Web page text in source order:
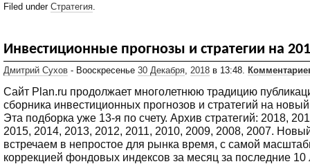
Filed under Стратегия
Инвестиционные прогнозы и стратегии на
Дмитрий Сухов - Вооскресенье 30 Декабря 2018 в 13:48.
Сайт Plan.ru продолжает многолетнюю традицию
сборника инвестиционных прогнозов и стратегий на новый
Эта подборка уже 13-я по счету. Архив стратегий: 2018,
2015, 2014, 2013, 2012, 2011, 2010, 2009, 2008, 2007.
встречаем в непростое для рынка время, с самой
коррекцией фондовых индексов за месяц за последние 10